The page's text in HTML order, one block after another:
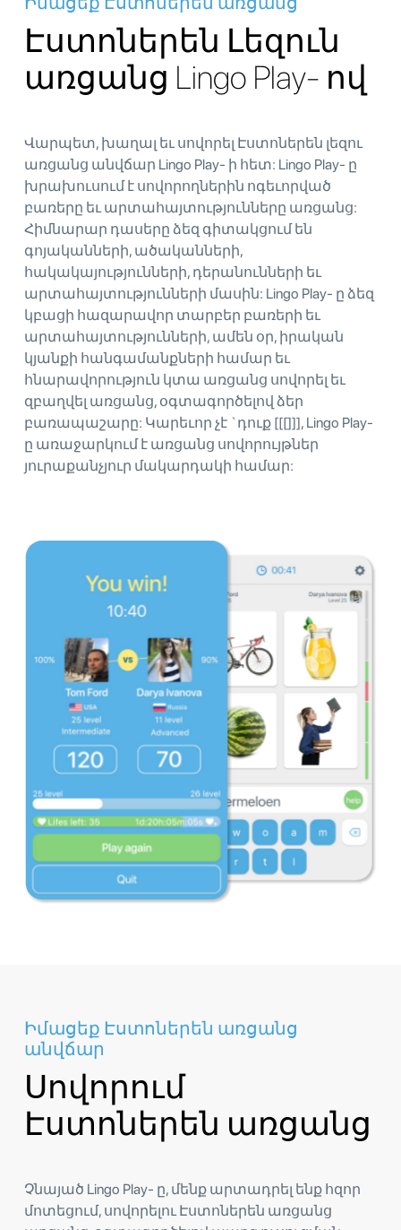
Էստոներեն Լեզուն
առցանց Lingo Play- ով
Վարպետ, խաղալ եւ սովորել Էստոներեն լեզու
առցանց անվճար Lingo Play- ի հետ: Lingo Play- ը
խրախուսում է սովորողներին ոգեւորված
բառերը եւ արտահայտությունները առցանց:
Հիմնարար դասերը ձեզ գիտակցում են
գոյականների, ածականների,
հակակայությունների, դերանունների եւ
արտահայտությունների մասին: Lingo Play- ը ձեզ
կբացի հազարավոր տարբեր բառերի եւ
արտահայտությունների, ամեն օր, իրական
կյանքի հանգամանքների համար եւ
հնարավորություն կտա առցանց սովորել եւ
զբաղվել առցանց, օգտագործելով ձեր
բառապաշարը: Կարեւոր չէ `դուք [[[]]], Lingo Play-
ը առաջարկում է առցանց սովորույթներ
յուրաքանչյուր մակարդակի համար:
Իմացեք Էստոներեն առցանց
անվճար
Սովորում
Էստոներեն առցանց
Չնայած Lingo Play- ը, մենք արտադրել ենք հզոր
մոտեցում, սովորելու Էստոներեն առցանց